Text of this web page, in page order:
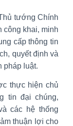
tướng Chính
công khai, minh
cấp thông tin
quyết định và
pháp luật.
thực hiện chủ
tin đại chúng,
các hệ thống
thuận lợi cho